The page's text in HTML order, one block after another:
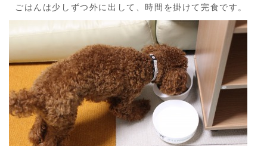
ごはんは少しずつ外に出して、時間を掛けて完食です。